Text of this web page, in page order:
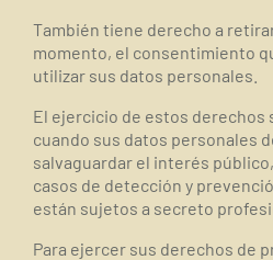
También tiene derecho a
momento, el consentimiento
utilizar sus datos personales.
El ejercicio de estos derechos
cuando sus datos personales
salvaguardar el interés
casos de detección y
están sujetos a secreto
Para ejercer sus derechos de